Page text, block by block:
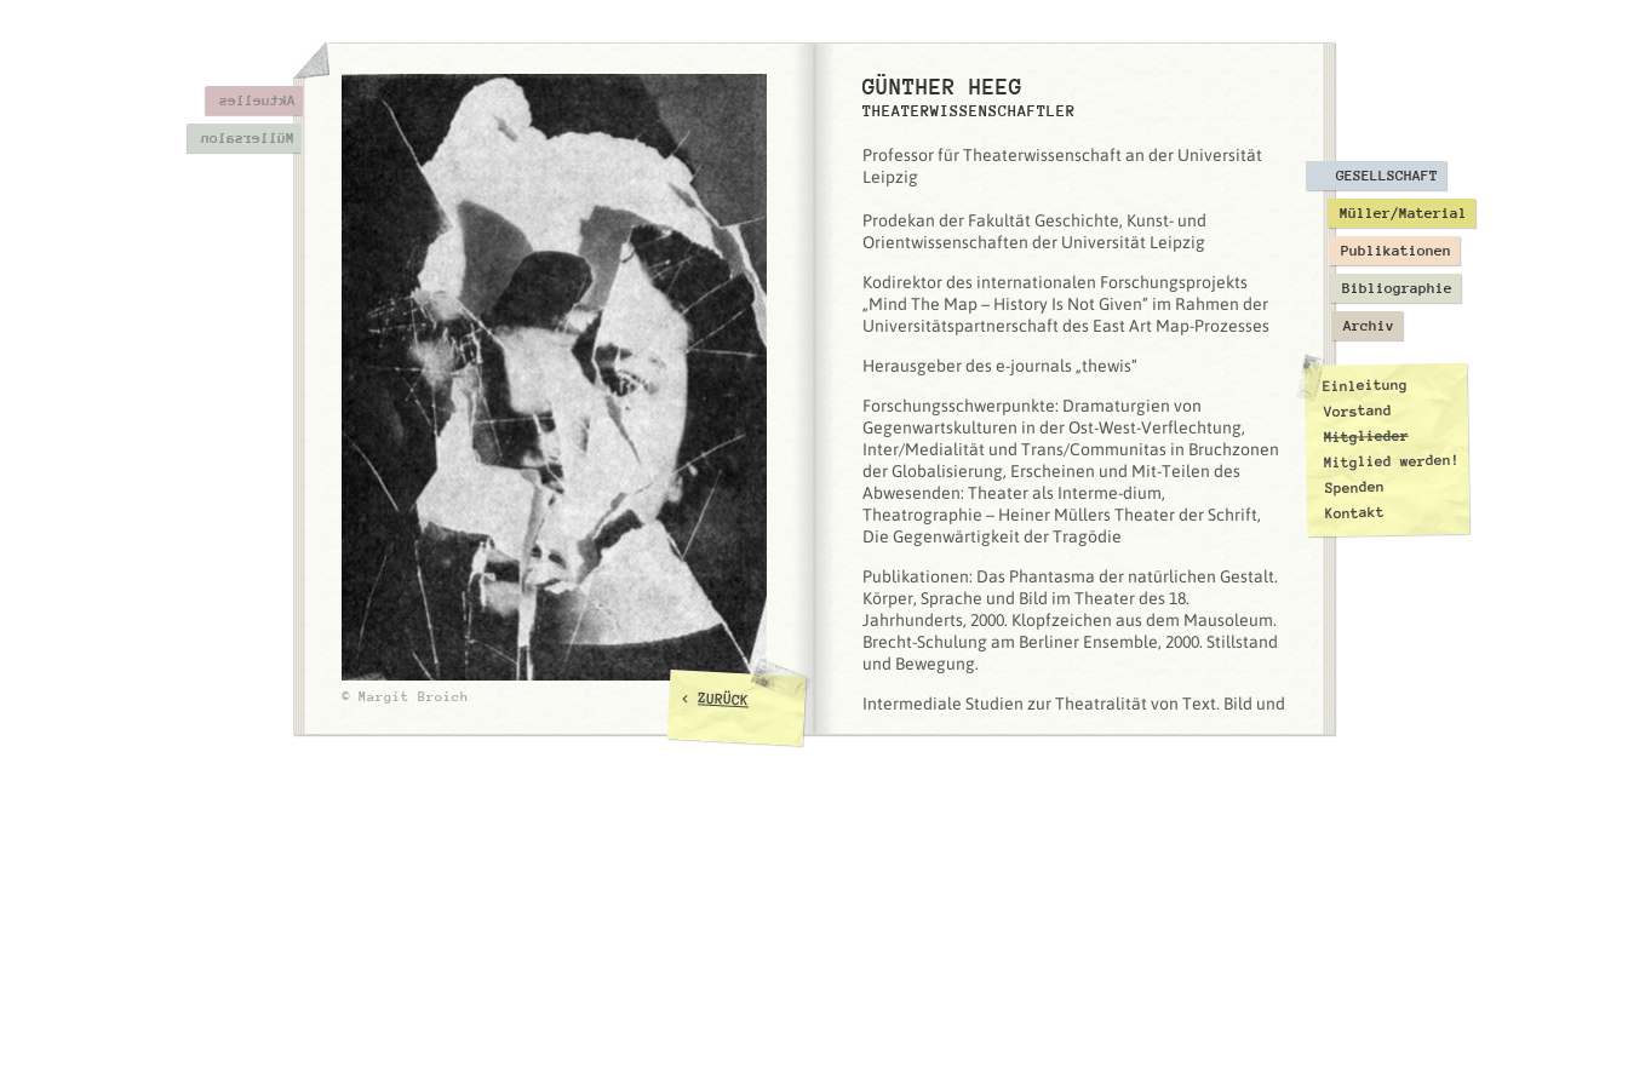
Aktuelles
Müllersalon
GESELLSCHAFT
Einleitung
Vorstand
Mitglieder
Mitglied werden!
Spenden
Kontakt
Müller/Material
Publikationen
Bibliographie
Archiv
GÜNTHER HEEG
THEATERWISSENSCHAFTLER
Professor für Theaterwissenschaft an der Universität
Leipzig
Prodekan der Fakultät Geschichte, Kunst- und
Orientwissenschaften der Universität Leipzig
Kodirektor des internationalen Forschungsprojekts
„Mind The Map – History Is Not Given“ im Rahmen der
Universitätspartnerschaft des East Art Map-Prozesses
Herausgeber des e-journals „thewis“
Forschungsschwerpunkte: Dramaturgien von
Gegenwartskulturen in der Ost-West-Verflechtung,
Inter/Medialität und Trans/Communitas in Bruchzonen
der Globalisierung, Erscheinen und Mit-Teilen des
Abwesenden: Theater als Interme-dium,
Theatrographie – Heiner Müllers Theater der Schrift,
Die Gegenwärtigkeit der Tragödie
Publikationen: Das Phantasma der natürlichen Gestalt.
Körper, Sprache und Bild im Theater des 18.
Jahrhunderts, 2000. Klopfzeichen aus dem Mausoleum.
Brecht-Schulung am Berliner Ensemble, 2000. Stillstand
und Bewegung.
Intermediale Studien zur Theatralität von Text, Bild und
© Margit Broich <ZURÜCK